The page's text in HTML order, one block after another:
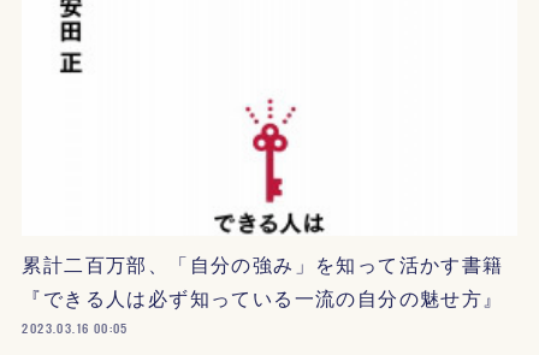
累計二百万部、「自分の強み」を知って活かす書籍
『できる人は必ず知っている一流の自分の魅せ方』
2023.03.16 00:05